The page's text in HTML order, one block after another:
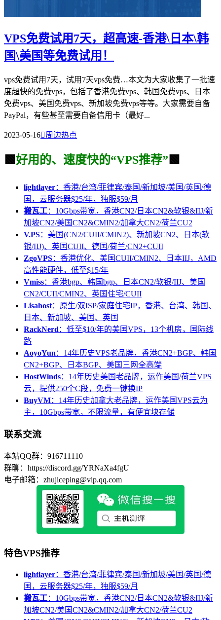
VPS免费试用7天，超高速-香港\日本\韩
国\美国等免费试用！
vps免费试用7天，试用7天vps免费…本文为大家收集了一批速
度超快的免费vps，包括了香港免费vps、韩国免费vps、日本
免费vps、美国免费vps、新加坡免费vps等等。大家需要自备
PayPal，有些甚至需要自备信用卡（最好...
2023-05-16周边热点
🟩 好用的、速度快的“VPS推荐” 🟩
lightlayer：香港/台湾/菲律宾/泰国/新加坡/美国/英国/德
国，云服务器$25/年，独服$59/月
搬瓦工：10Gbps带宽，香港CN2/日本CN2&软银&IIJ/新
加坡CN2/美国CN2&CMIN2/加拿大CN2/荷兰CU2
V.PS：美国(CN2/CUII/CMIN2)、新加坡CN2、日本(软
银/IIJ)、英国CUII、德国/荷兰/CN2+CUII
ZgoVPS：香港优化、美国CUII/CMIN2、日本IIJ，AMD
高性能硬件，低至$15/年
Vmiss：香港bgp、韩国bgp、日本CN2/软银/IIJ、美国
CN2/CUII/CMIN2、英国住宅/CUII
Lisahost：原生/双ISP/家庭住宅IP，香港、台湾、韩国、
日本、新加坡、美国、英国
RackNerd：低至$10/年的美国VPS，13个机房，国际线
路
AoyoYun：14年历史VPS老品牌，香港CN2+BGP、韩国
CN2+BGP、日本BGP、美国三网全高端
HostWinds：14年历史美国老品牌，运作美国/荷兰VPS
云，提供250个C段，免费一键换IP
BuyVM：14年历史加拿大老品牌，运作美国VPS云为
主，10Gbps带宽，不限流量，有便宜块存储
联系交流
本站QQ群：916711110
群聊：https://discord.gg/YRNaXa4fgU
电子邮箱：zhujiceping@vip.qq.com
特色VPS推荐
lightlayer：香港/台湾/菲律宾/泰国/新加坡/美国/英国/德
国，云服务器$25/年，独服$59/月
搬瓦工：10Gbps带宽，香港CN2/日本CN2&软银&IIJ/新
加坡CN2/美国CN2&CMIN2/加拿大CN2/荷兰CU2